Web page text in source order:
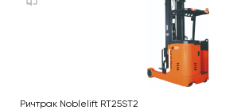
Ричтрак Noblelift RT25ST2